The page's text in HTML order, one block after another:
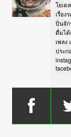
โยเด
เรื่อง
ปั่นจัก
ดื่มได้
เพล
ประก